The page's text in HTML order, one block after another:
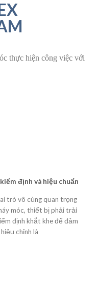
định và hiệu chuẩn
trò vô cùng quan trọng
móc, thiết bị phải trải
định khắt khe để đảm
chỉnh là